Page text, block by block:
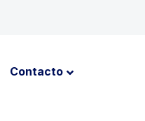
Contacto